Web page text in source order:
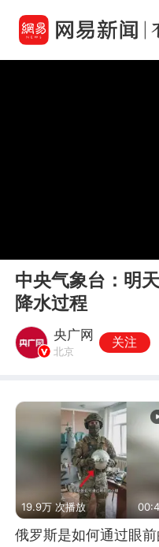
中央气象台：明
降水过程
央广网
北京
关注
19.9万 次播放
俄罗斯是如何通过眼前